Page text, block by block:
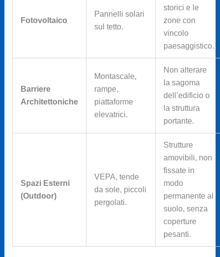
Fotovoltaico
Pannelli solari
sul tetto.
storici e le
zone con
vincolo
paesaggistico.
Barriere
Architettoniche
Montascale,
rampe,
piattaforme
elevatrici.
Non alterare
la sagoma
dell’edificio o
la struttura
portante.
Spazi Esterni
(Outdoor)
VEPA, tende
da sole, piccoli
pergolati.
Strutture
amovibili, non
fissate in
modo
permanente al
suolo, senza
coperture
pesanti.